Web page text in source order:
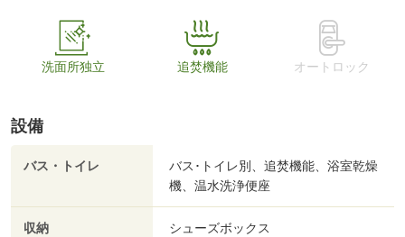
洗面所独立 追焚機能 オートロック
設備
バス・トイレ
バス･トイレ別、追焚機能、浴室乾燥
機、温水洗浄便座
収納 シューズボックス